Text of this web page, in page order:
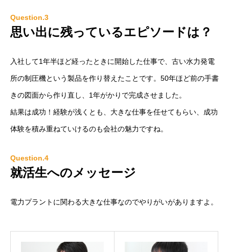
Question.3
思い出に残っているエピソードは？
入社して1年半ほど経ったときに開始した仕事で、古い水力発電
所の制圧機という製品を作り替えたことです。50年ほど前の手書
きの図面から作り直し、1年がかりで完成させました。
結果は成功！経験が浅くとも、大きな仕事を任せてもらい、成功
体験を積み重ねていけるのも会社の魅力ですね。
Question.4
就活生へのメッセージ
電力プラントに関わる大きな仕事なのでやりがいがありますよ。